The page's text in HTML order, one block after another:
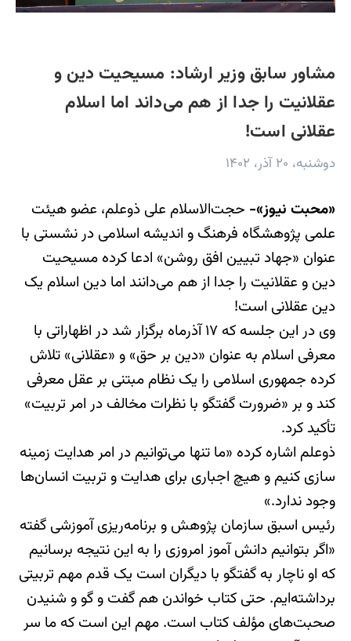
مشاور سابق وزیر ارشاد: مسیحیت دین و
عقلانیت را جدا از هم می‌داند اما اسلام
عقلانی است!
دوشنبه، ۲۰ آذر، ۱۴۰۲
«محبت نیوز»- حجت‌الاسلام علی ذوعلم، عضو هیئت
علمی پژوهشگاه فرهنگ و اندیشه اسلامی در نشستی با
عنوان «جهاد تبیین افق روشن» ادعا کرده مسیحیت
دین و عقلانیت را جدا از هم می‌دانند اما دین اسلام یک
دین عقلانی است!
وی در این جلسه که ۱۷ آذرماه برگزار شد در اظهاراتی با
معرفی اسلام به عنوان «دین بر حق» و «عقلانی» تلاش
کرده جمهوری اسلامی را یک نظام مبتنی بر عقل معرفی
کند و بر «ضرورت گفتگو با نظرات مخالف در امر تربیت»
تأکید کرد.
ذوعلم اشاره کرده «ما تنها می‌توانیم در امر هدایت زمینه
سازی کنیم و هیچ اجباری برای هدایت و تربیت انسان‌ها
وجود ندارد.»
رئیس اسبق سازمان پژوهش و برنامه‌ریزی آموزشی گفته
«اگر بتوانیم دانش آموز امروزی را به این نتیجه برسانیم
که او ناچار به گفتگو با دیگران است یک قدم مهم تربیتی
برداشته‌ایم. حتی کتاب خواندن هم گفت و گو و شنیدن
صحبت‌های مؤلف کتاب است. مهم این است که ما سر